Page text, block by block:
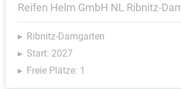
Reifen Helm GmbH NL Ribnitz-
Ribnitz-Damgarten
Start: 2027
Freie Plätze: 1